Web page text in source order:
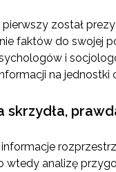
został
faktów do swojej
i
na jednostki
wtedy analizę